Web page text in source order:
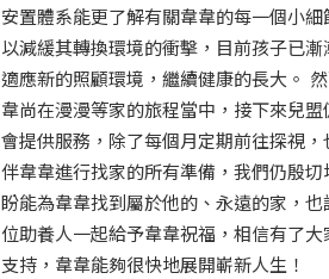
安置體系能更了解有關韋韋的每一個小細
以減緩其轉換環境的衝擊，目前孩子已漸
適應新的照顧環境，繼續健康的長大。
韋尚在漫漫等家的旅程當中，接下來兒盟
會提供服務，除了每個月定期前往探視，
伴韋韋進行找家的所有準備，我們仍殷切
盼能為韋韋找到屬於他的、永遠的家，也
位助養人一起給予韋韋祝福，相信有了大
支持，韋韋能夠很快地展開嶄新人生！